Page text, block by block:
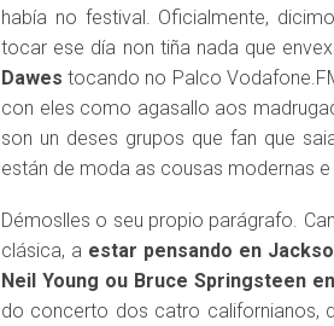
había no festival. Oficialmente,
tocar ese día non tiña nada que
Dawes tocando no Palco
con eles como agasallo aos
son un deses grupos que fan que
están de moda as cousas modernas
Démoslles o seu propio parágrafo.
clásica, a estar pensando en
Neil Young ou Bruce Springsteen
do concerto dos catro californianos,